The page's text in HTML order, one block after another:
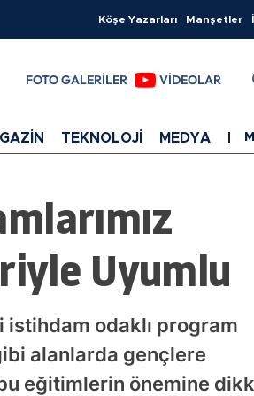
Köşe Yazarları Manşetler
FOTO GALERİLER VİDEOLAR
TEKNOLOJİ MEDYA
Uyumlu
odaklı program
alanlarda gençlere
eğitimlerin önemine